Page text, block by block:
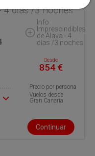
4 días /3 noches
Info
Imprescindibles
de Álava - 4
días /3 noches
Desde
854 €
Precio por persona
Vuelos desde
Gran Canaria
Continuar